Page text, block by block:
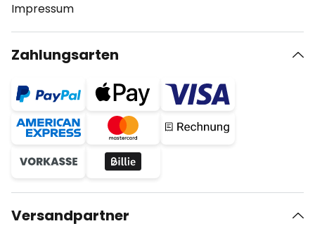
Impressum
Zahlungsarten
Versandpartner